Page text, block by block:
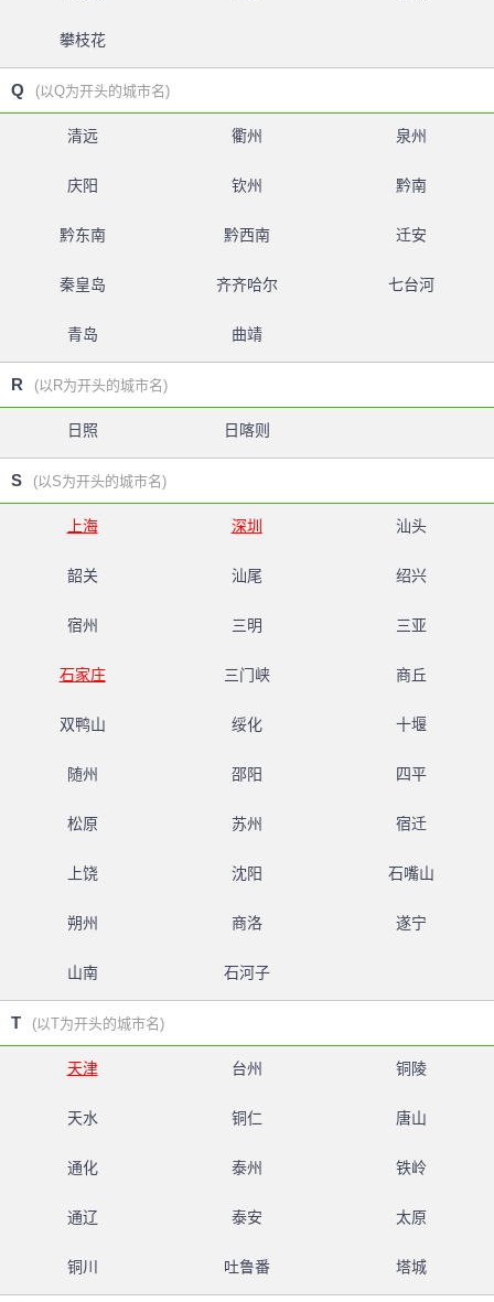
攀枝花
Q (以Q为开头的城市名)
清远 衢州 泉州
庆阳 钦州 黔南
黔东南 黔西南 迁安
秦皇岛 齐齐哈尔 七台河
青岛 曲靖
R (以R为开头的城市名)
日照 日喀则
S (以S为开头的城市名)
上海 深圳 汕头
韶关 汕尾 绍兴
宿州 三明 三亚
石家庄 三门峡 商丘
双鸭山 绥化 十堰
随州 邵阳 四平
松原 苏州 宿迁
上饶 沈阳 石嘴山
朔州 商洛 遂宁
山南 石河子
T (以T为开头的城市名)
天津 台州 铜陵
天水 铜仁 唐山
通化 泰州 铁岭
通辽 泰安 太原
铜川 吐鲁番 塔城